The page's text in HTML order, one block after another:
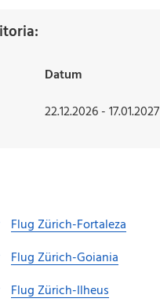
Datum
22.12.2026 - 17.01.2027
Flug Zürich-Fortaleza
Flug Zürich-Goiania
Flug Zürich-Ilheus